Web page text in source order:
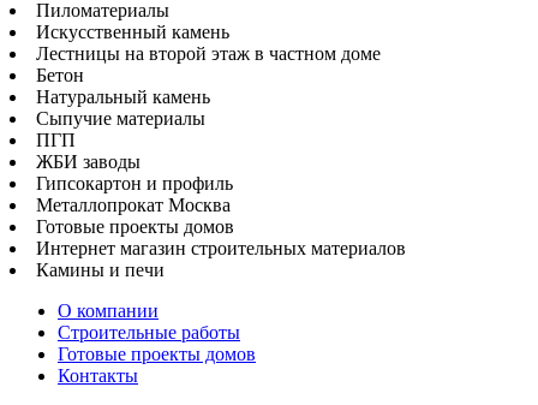
Пиломатериалы
Искусственный камень
Лестницы на второй этаж в частном доме
Бетон
Натуральный камень
Сыпучие материалы
ПГП
ЖБИ заводы
Гипсокартон и профиль
Металлопрокат Москва
Готовые проекты домов
Интернет магазин строительных материалов
Камины и печи
О компании
Строительные работы
Готовые проекты домов
Контакты